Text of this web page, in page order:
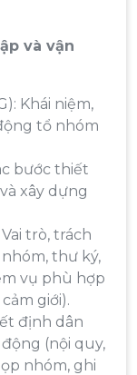
và vận
Khái niệm,
tổ nhóm
bước thiết
xây dựng
trò, trách
thư ký,
vụ phù hợp
giới).
định dân
(nội quy,
nhóm, ghi